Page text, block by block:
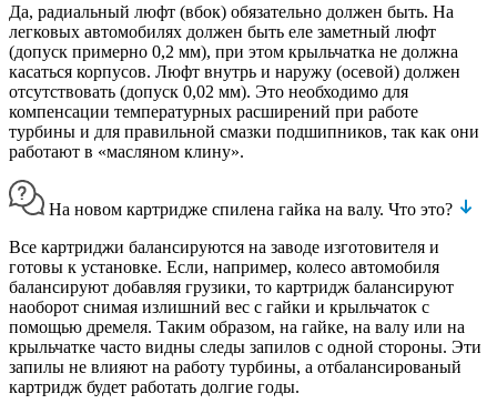
Да, радиальный люфт (вбок) обязательно должен быть. На
легковых автомобилях должен быть еле заметный люфт
(допуск примерно 0,2 мм), при этом крыльчатка не должна
касаться корпусов. Люфт внутрь и наружу (осевой) должен
отсутствовать (допуск 0,02 мм). Это необходимо для
компенсации температурных расширений при работе
турбины и для правильной смазки подшипников, так как они
работают в «масляном клину».
На новом картридже спилена гайка на валу. Что это?
Все картриджи балансируются на заводе изготовителя и
готовы к установке. Если, например, колесо автомобиля
балансируют добавляя грузики, то картридж балансируют
наоборот снимая излишний вес с гайки и крыльчаток с
помощью дремеля. Таким образом, на гайке, на валу или на
крыльчатке часто видны следы запилов с одной стороны. Эти
запилы не влияют на работу турбины, а отбалансированый
картридж будет работать долгие годы.